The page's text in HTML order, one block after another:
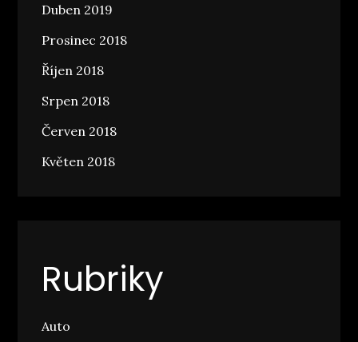
Duben 2019
Prosinec 2018
Říjen 2018
Srpen 2018
Červen 2018
Květen 2018
Rubriky
Auto